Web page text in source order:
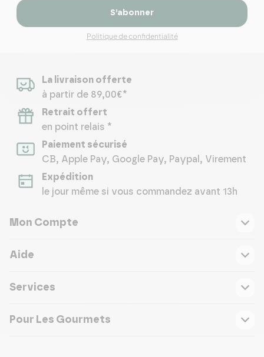
S’abonner
Politique de confidentialité
La livraison offerte
à partir de 89,00€*
Retrait offert
en point relais *
Paiement sécurisé
CB, Apple Pay, Google Pay, Paypal, Virement
Expédition
le jour même si vous commandez avant 13h
Mon Compte
Aide
Services
Pour Les Gourmets